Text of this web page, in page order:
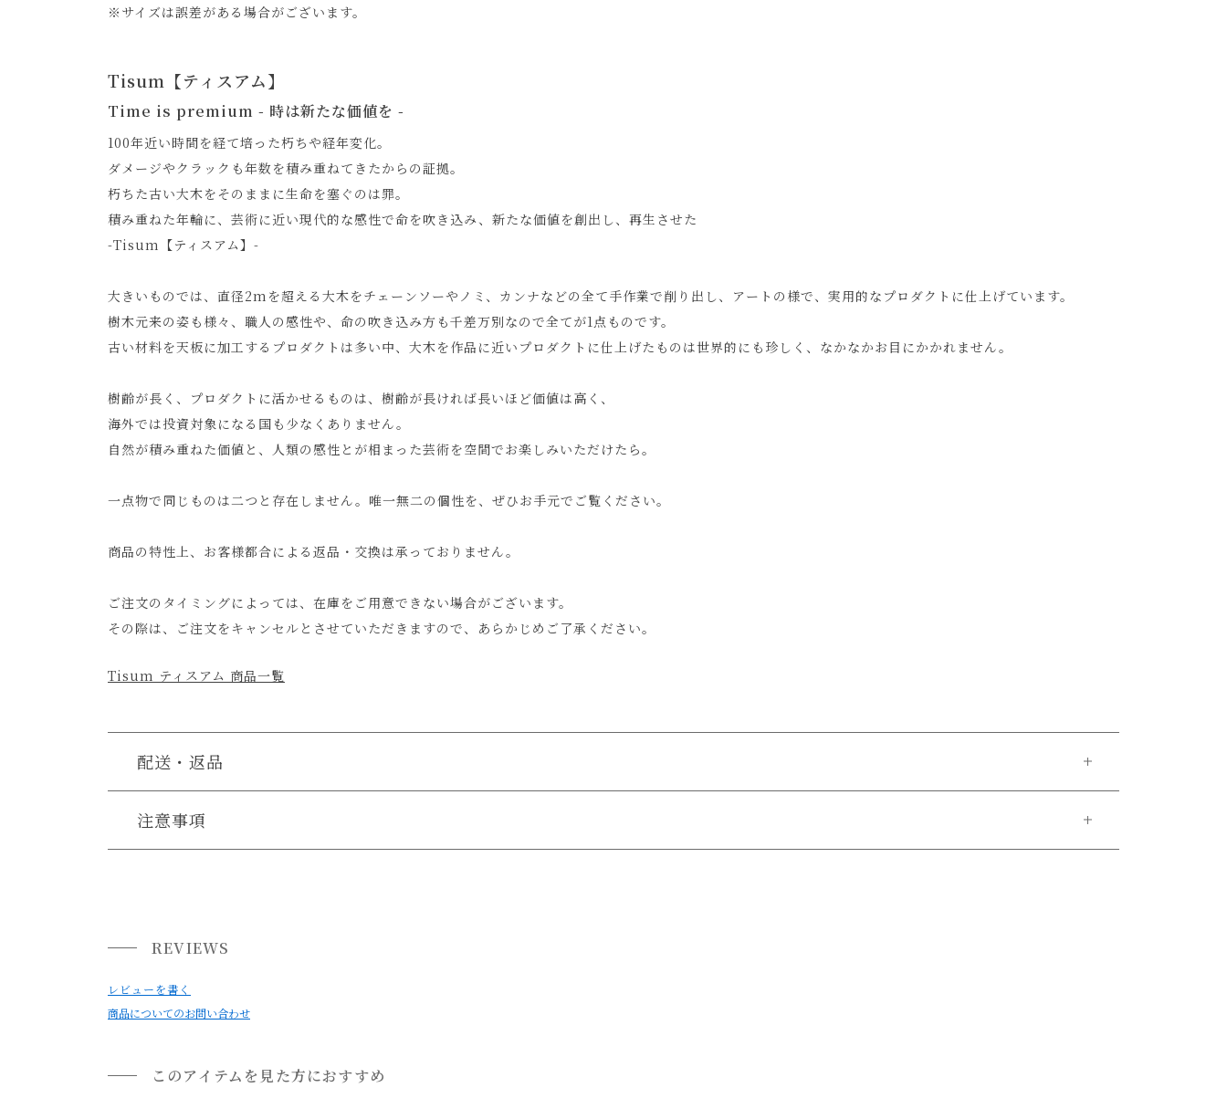
※サイズは誤差がある場合がございます。
Tisum【ティスアム】
Time is premium - 時は新たな価値を -
100年近い時間を経て培った朽ちや経年変化。
ダメージやクラックも年数を積み重ねてきたからの証拠。
朽ちた古い大木をそのままに生命を塞ぐのは罪。
積み重ねた年輪に、芸術に近い現代的な感性で命を吹き込み、新たな価値を創出し、再生させた
-Tisum【ティスアム】-
大きいものでは、直径2mを超える大木をチェーンソーやノミ、カンナなどの全て手作業で削り出し、アートの様で、実用的なプロダクトに仕上げています。
樹木元来の姿も様々、職人の感性や、命の吹き込み方も千差万別なので全てが1点ものです。
古い材料を天板に加工するプロダクトは多い中、大木を作品に近いプロダクトに仕上げたものは世界的にも珍しく、なかなかお目にかかれません。
樹齢が長く、プロダクトに活かせるものは、樹齢が長ければ長いほど価値は高く、
海外では投資対象になる国も少なくありません。
自然が積み重ねた価値と、人類の感性とが相まった芸術を空間でお楽しみいただけたら。
一点物で同じものは二つと存在しません。唯一無二の個性を、ぜひお手元でご覧ください。
商品の特性上、お客様都合による返品・交換は承っておりません。
ご注文のタイミングによっては、在庫をご用意できない場合がございます。
その際は、ご注文をキャンセルとさせていただきますので、あらかじめご了承ください。
Tisum ティスアム 商品一覧
配送・返品
送料について
注意事項
REVIEWS
レビューを書く
商品についてのお問い合わせ
このアイテムを見た方におすすめ